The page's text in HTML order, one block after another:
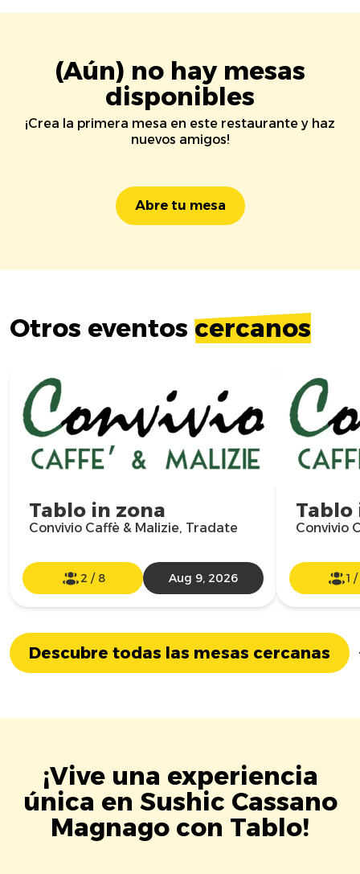
(Aún) no hay mesas
disponibles
¡Crea la primera mesa en este restaurante y haz
nuevos amigos!
Abre tu mesa
Otros eventos cercanos
Tablo in zona
Convivio Caffè & Malizie, Tradate
2 / 8 Aug 9, 2026
Tablo
Convivio
1 /
Descubre todas las mesas cercanas
¡Vive una experiencia
única en Sushic Cassano
Magnago con Tablo!